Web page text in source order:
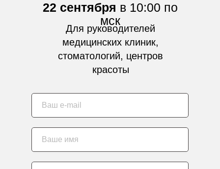
Для руководителей
медицинских клиник,
стоматологий, центров
красоты
22 сентября в 10:00 по
мск